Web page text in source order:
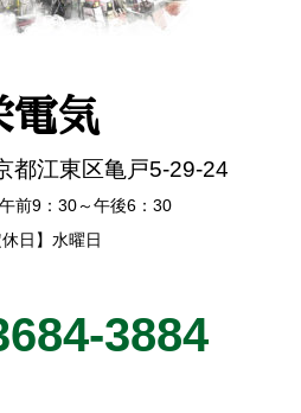
電気
都江東区亀戸5-29-24
午前9：30～午後6：30
休日】水曜日
3884